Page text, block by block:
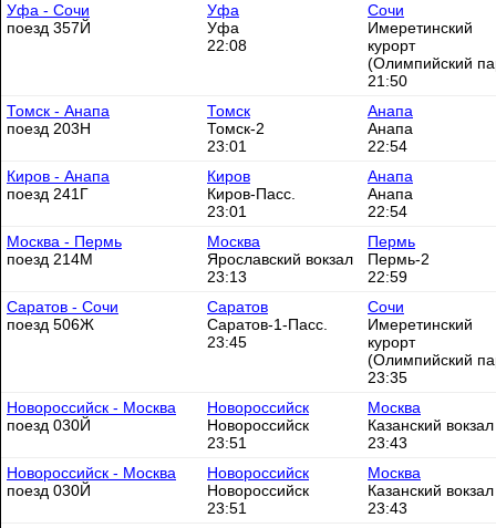
Уфа - Сочи
поезд 357Й
Уфа
Уфа
22:08
Сочи
Имеретинский
курорт
(Олимпийский
21:50
Томск - Анапа
поезд 203Н
Томск
Томск-2
23:01
Анапа
Анапа
22:54
Киров - Анапа
поезд 241Г
Киров
Киров-Пасс.
23:01
Анапа
Анапа
22:54
Москва - Пермь
поезд 214М
Москва
Ярославский вокзал
23:13
Пермь
Пермь-2
22:59
Саратов - Сочи
поезд 506Ж
Саратов
Саратов-1-Пасс.
23:45
Сочи
Имеретинский
курорт
(Олимпийский
23:35
Новороссийск - Москва
поезд 030Й
Новороссийск
Новороссийск
23:51
Москва
Казанский вокзал
23:43
Новороссийск - Москва
поезд 030Й
Новороссийск
Новороссийск
23:51
Москва
Казанский вокзал
23:43